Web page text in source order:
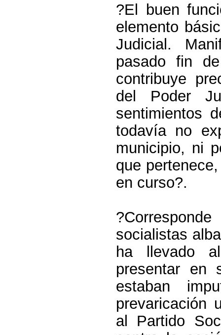
?El buen
elemento
Judicial.
pasado fin
contribuye
del Poder
sentimientos
todavía no
municipio, ni
que
en curso?.
socialistas
ha llevado
presentar en
estaban
prevaricación
al Partido